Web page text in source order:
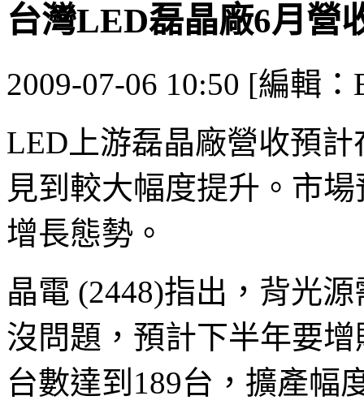
台灣LED磊晶廠6月營
2009-07-06 10:50 [編輯：
LED上游磊晶廠營收預
見到較大幅度提升。市
增長態勢。
晶電 (2448)指出，背光
沒問題，預計下半年要
台數達到189台，擴產幅